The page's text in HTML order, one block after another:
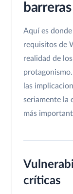
Aquí es
requisitos de
realidad de
las
seriamente la
más
críticas